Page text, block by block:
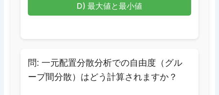
D) 最大値と最小値
問: 一元配置分散分析での自由度（グル
ープ間分散）はどう計算されますか？